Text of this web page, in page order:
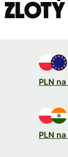
zlotý
PLN na
PLN na